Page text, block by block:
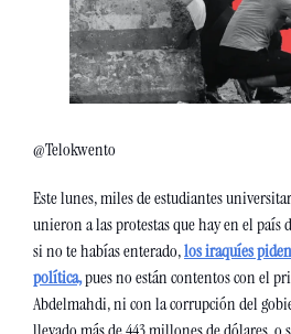
@Telokwento
Este lunes, miles de estudiantes
unieron a las protestas que hay en el país
si no te habías enterado, los iraquíes
política, pues no están contentos con el
Abdelmahdi, ni con la corrupción del